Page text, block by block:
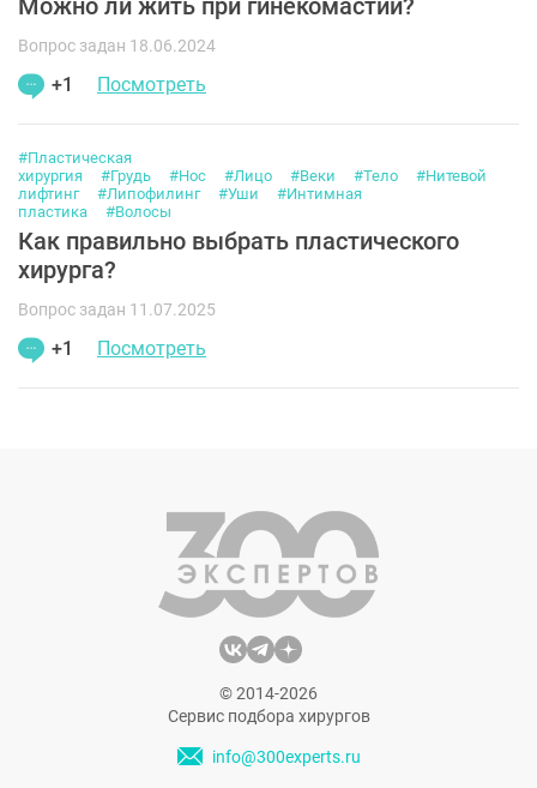
Можно ли жить при гинекомастии?
Вопрос задан 18.06.2024
+1 Посмотреть
#Пластическая
хирургия
#Грудь #Нос #Лицо #Веки #Тело
#Нитевой
лифтинг
#Липофилинг #Уши
#Интимная
пластика
#Волосы
Как правильно выбрать пластического
хирурга?
Вопрос задан 11.07.2025
+1 Посмотреть
© 2014-2026
Сервис подбора хирургов
info@300experts.ru